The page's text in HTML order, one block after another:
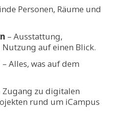
Personen, Räume und
– Ausstattung,
auf einen Blick.
– Alles, was auf dem
Zugang zu digitalen
rund um iCampus